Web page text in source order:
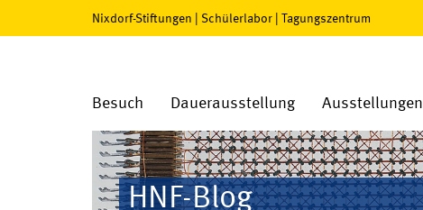
Nixdorf-Stiftungen | Schülerlabor | Tagungszentrum
Besuch Dauerausstellung Ausstellungen
HNF-Blog